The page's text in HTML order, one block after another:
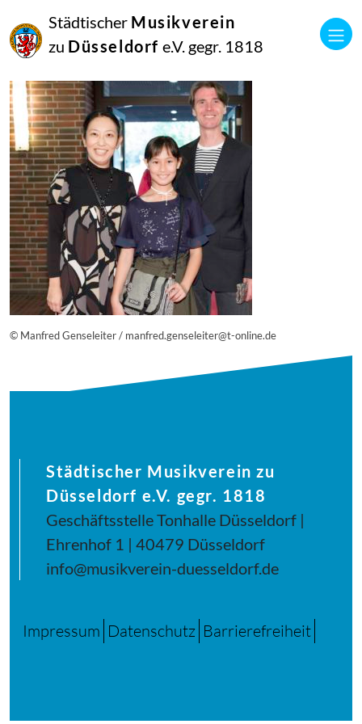
Städtischer Musikverein
zu Düsseldorf e.V. gegr. 1818
Juni
2019
Netkotec
© Manfred Genseleiter / manfred.genseleiter@t-online.de
Städtischer Musikverein zu
Düsseldorf e.V. gegr. 1818
Geschäftsstelle Tonhalle Düsseldorf |
Ehrenhof 1 | 40479 Düsseldorf
info@musikverein-duesseldorf.de
Impressum Datenschutz Barrierefreiheit